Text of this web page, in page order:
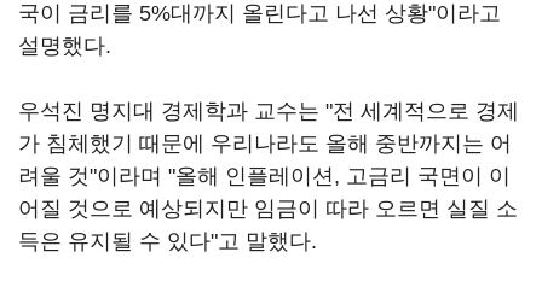
국이 금리를 5%대까지 올린다고 나선 상황"이라고
설명했다.
우석진 명지대 경제학과 교수는 "전 세계적으로 경제
가 침체했기 때문에 우리나라도 올해 중반까지는 어
려울 것"이라며 "올해 인플레이션, 고금리 국면이 이
어질 것으로 예상되지만 임금이 따라 오르면 실질 소
득은 유지될 수 있다"고 말했다.